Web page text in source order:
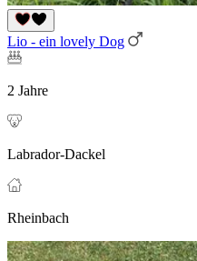
Lio - ein lovely Dog
2 Jahre
Labrador-Dackel
Rheinbach